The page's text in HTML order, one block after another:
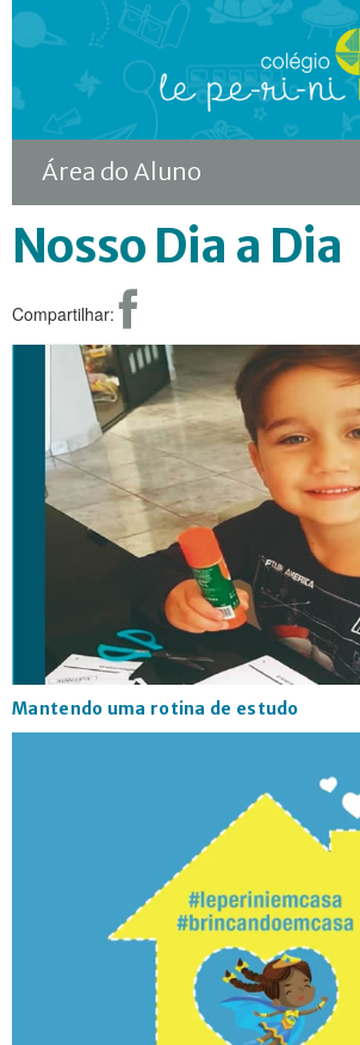
Área do Aluno
CURSOS
DIFERENCIAIS
ACONTECE
MATRÍCULA
CONTINUIDADE RODIN
CONTATO
Nosso Dia a Dia
Compartilhar:
Mantendo uma rotina de estudo